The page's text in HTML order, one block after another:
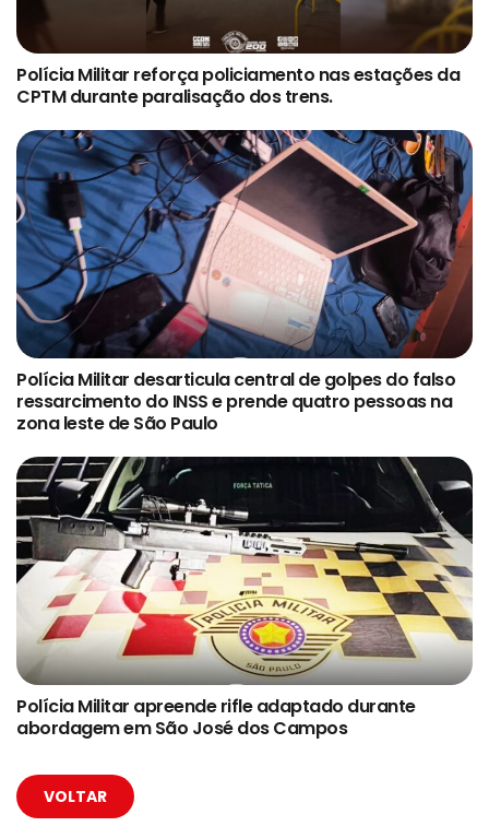
Polícia Militar reforça policiamento nas estações da
CPTM durante paralisação dos trens.
Polícia Militar desarticula central de golpes do falso
ressarcimento do INSS e prende quatro pessoas na
zona leste de São Paulo
Polícia Militar apreende rifle adaptado durante
abordagem em São José dos Campos
VOLTAR